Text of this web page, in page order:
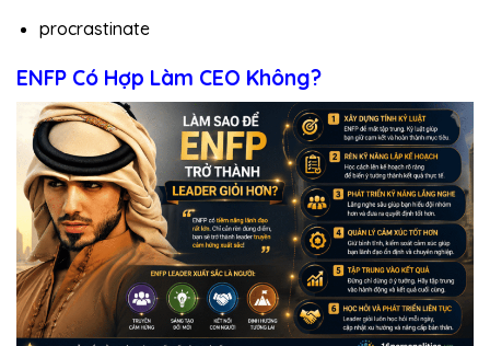
procrastinate
ENFP Có Hợp Làm CEO Không?